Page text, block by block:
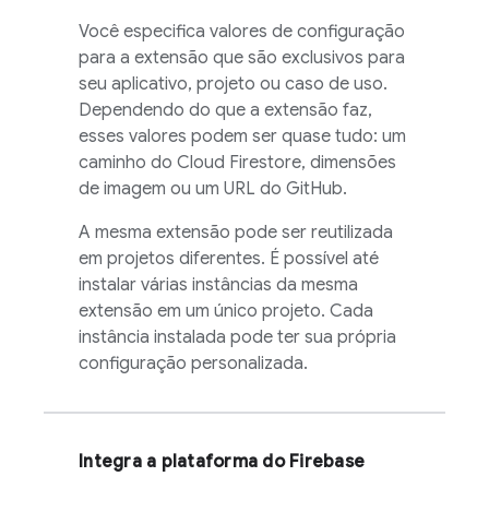
Você especifica valores de configuração
para a extensão que são exclusivos para
seu aplicativo, projeto ou caso de uso.
Dependendo do que a extensão faz,
esses valores podem ser quase tudo: um
caminho do Cloud Firestore, dimensões
de imagem ou um URL do GitHub.
A mesma extensão pode ser reutilizada
em projetos diferentes. É possível até
instalar várias instâncias da mesma
extensão em um único projeto. Cada
instância instalada pode ter sua própria
configuração personalizada.
Integra a plataforma do Firebase